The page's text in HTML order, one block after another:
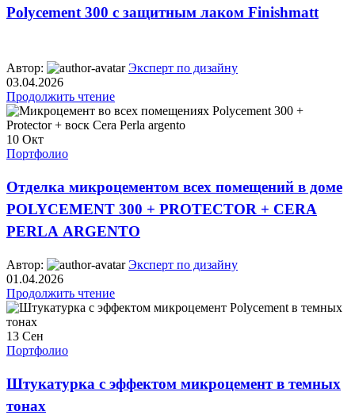
Polycement 300 с защитным лаком Finishmatt
Автор:
Эксперт по дизайну
03.04.2026
Продолжить чтение
10 Окт
Портфолио
Отделка микроцементом всех помещений в доме
POLYCEMENT 300 + PROTECTOR + CERA
PERLA ARGENTO
Автор:
Эксперт по дизайну
01.04.2026
Продолжить чтение
13 Сен
Портфолио
Штукатурка с эффектом микроцемент в темных
тонах